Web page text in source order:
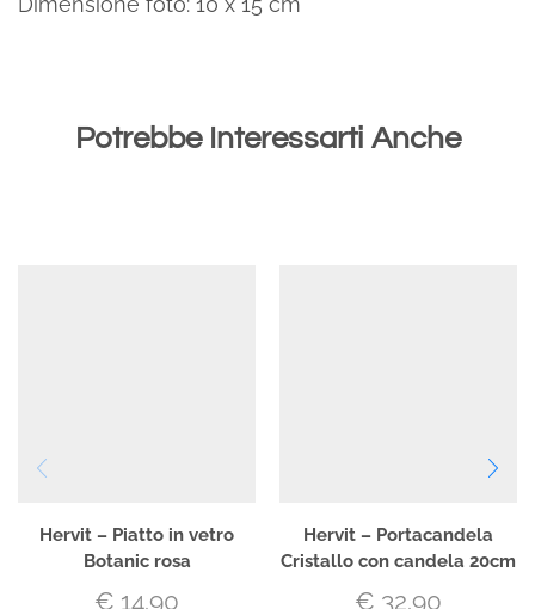
Potrebbe Interessarti Anche
Hervit – Piatto in vetro
Botanic rosa
€ 14.90
Hervit – Portacandela
Cristallo con candela 20cm
€ 32.90